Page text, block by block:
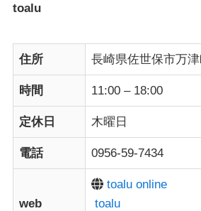
toalu
住所 長崎県佐世保市万
時間 11:00 – 18:00
定休日 木曜日
電話 0956-59-7434
web
toalu online
toalu